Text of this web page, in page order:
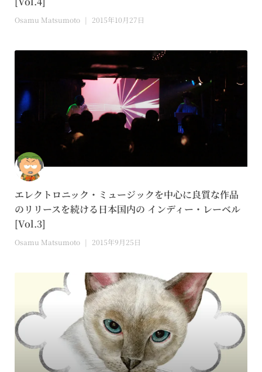
Osamu Matsumoto 2015年10月27日
エレクトロニック・ミュージックを中心に良質な作品
のリリースを続ける日本国内の インディー・レーベル
[Vol.3]
Osamu Matsumoto 2015年9月25日